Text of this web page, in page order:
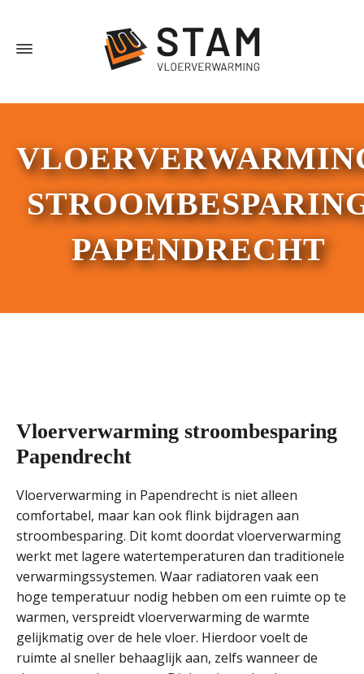
PAPENDRECHT
Vloerverwarming stroombesparing
Papendrecht
Vloerverwarming in Papendrecht is niet alleen
comfortabel, maar kan ook flink bijdragen aan
stroombesparing. Dit komt doordat vloerverwarming
werkt met lagere watertemperaturen dan traditionele
verwarmingssystemen. Waar radiatoren vaak een
hoge temperatuur nodig hebben om een ruimte op te
warmen, verspreidt vloerverwarming de warmte
gelijkmatig over de hele vloer. Hierdoor voelt de
ruimte al sneller behaaglijk aan, zelfs wanneer de